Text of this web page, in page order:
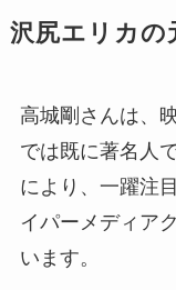
沢尻エリカの
高城剛さんは、
では既に著名人
により、一躍注
イパーメディア
います。